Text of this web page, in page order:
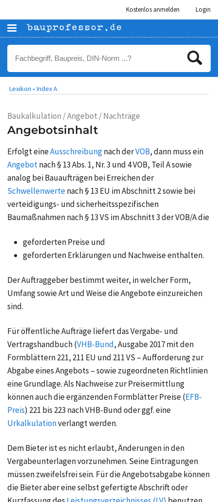
Kostenlos anmelden Login
Lexikon • Index A
Baukalkulation / Angebot / Nachträge
Angebotsinhalt
Erfolgt eineAusschreibungnach derVOB, dann muss ein
Angebotnach § 13 Abs. 1, Nr. 3 und 4 VOB, Teil A sowie
analog bei Bauaufträgen bei Erreichen der
Schwellenwertenach § 13 EU im Abschnitt 2 sowie bei
verteidigungs- und sicherheitsspezifischen
Baumaßnahmen nach § 13 VS im Abschnitt 3 der VOB/A die
geforderten Preise und
geforderten Erklärungen und Nachweise enthalten.
Der Auftraggeber bestimmt weiter, in welcher Form,
Umfang sowie Art und Weise die Angebote einzureichen
sind.
Füröffentliche Aufträgeliefert das Vergabe- und
Vertragshandbuch (VHB-Bund, Ausgabe 2017 mit den
Formblättern 221, 211 EU und 211 VS – Aufforderung zur
Abgabe eines Angebots – sowie zugeordneten Richtlinien
eine Grundlage. Als Nachweise zur Preisermittlung
können auch die ergänzenden Formblätter Preise (EFB-
Preis) 221 bis 223 nach VHB-Bund oder ggf. eine
Urkalkulationverlangt werden.
Dem Bieter ist es nicht erlaubt, Änderungen in den
Vergabeunterlagen vorzunehmen. Seine Eintragungen
müssen zweifelsfrei sein. Für die Angebotsabgabe können
die Bieter aber eine selbst gefertigte Abschrift oder